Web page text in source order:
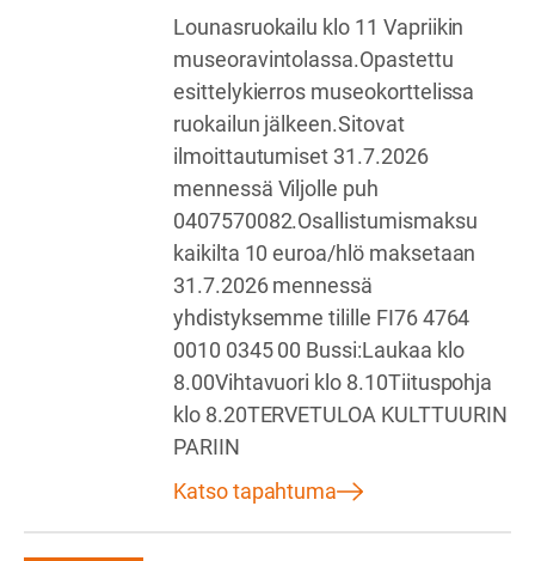
Lounasruokailu klo 11 Vapriikin
museoravintolassa.Opastettu
esittelykierros museokorttelissa
ruokailun jälkeen.Sitovat
ilmoittautumiset 31.7.2026
mennessä Viljolle puh
0407570082.Osallistumismaksu
kaikilta 10 euroa/hlö maksetaan
31.7.2026 mennessä
yhdistyksemme tilille FI76 4764
0010 0345 00 Bussi:Laukaa klo
8.00Vihtavuori klo 8.10Tiituspohja
klo 8.20TERVETULOA KULTTUURIN
PARIIN
Katso tapahtuma